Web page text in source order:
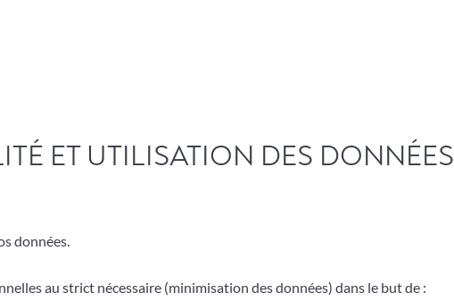
ET UTILISATION DES DONNÉES
données.
au strict nécessaire (minimisation des données) dans le but de :